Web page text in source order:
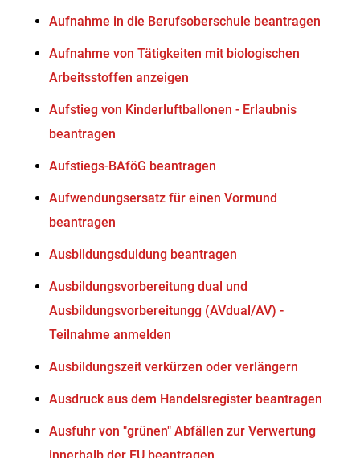
Aufnahme in die Berufsoberschule beantragen
Aufnahme von Tätigkeiten mit biologischen
Arbeitsstoffen anzeigen
Aufstieg von Kinderluftballonen - Erlaubnis
beantragen
Aufstiegs-BAföG beantragen
Aufwendungsersatz für einen Vormund
beantragen
Ausbildungsduldung beantragen
Ausbildungsvorbereitung dual und
Ausbildungsvorbereitungg (AVdual/AV) -
Teilnahme anmelden
Ausbildungszeit verkürzen oder verlängern
Ausdruck aus dem Handelsregister beantragen
Ausfuhr von "grünen" Abfällen zur Verwertung